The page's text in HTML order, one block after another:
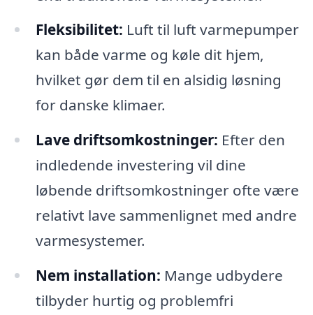
Fleksibilitet: Luft til luft varmepumper
kan både varme og køle dit hjem,
hvilket gør dem til en alsidig løsning
for danske klimaer.
Lave driftsomkostninger: Efter den
indledende investering vil dine
løbende driftsomkostninger ofte være
relativt lave sammenlignet med andre
varmesystemer.
Nem installation: Mange udbydere
tilbyder hurtig og problemfri